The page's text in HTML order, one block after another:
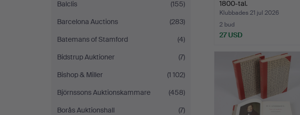
Balclis
(155)
Barcelona Auctions
(283)
Batemans of Stamford
(4)
Bidstrup Auktioner
(7)
Bishop & Miller
(1 102)
Björnssons Auktionskammare
(458)
Borås Auktionshall
(7)
1800-tal.
Klubbades 21 jul 2026
2 bud
27 USD